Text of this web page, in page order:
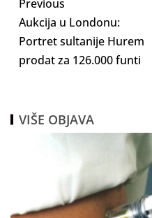
Previous
Aukcija u Londonu:
Portret sultanije Hurem
prodat za 126.000 funti
VIŠE OBJAVA